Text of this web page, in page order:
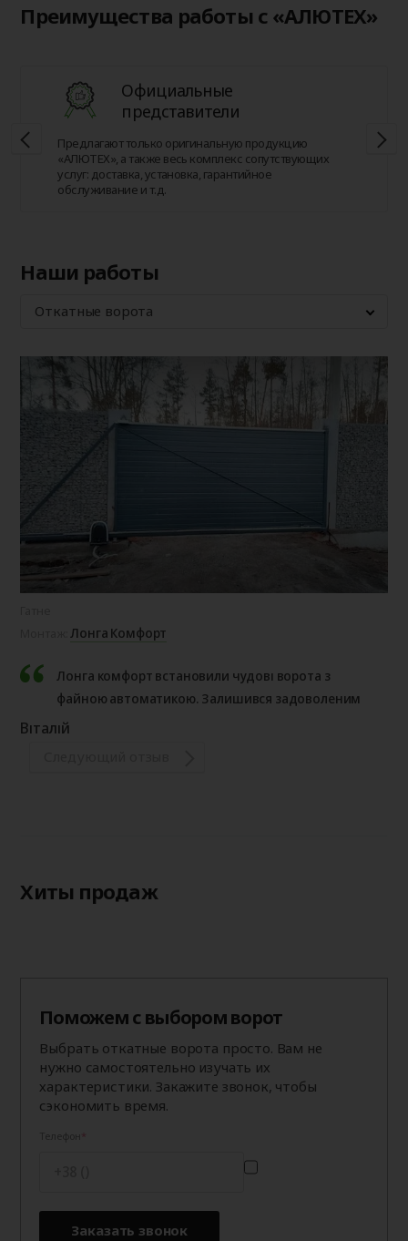
Преимущества работы с «АЛЮТЕХ»
Официальные
представители
Предлагают только оригинальную продукцию
«АЛЮТЕХ», а также весь комплекс сопутствующих
услуг: доставка, установка, гарантийное
обслуживание и т.д.
Наши работы
Откатные ворота
Лонга Комфорт
Лонга комфорт встановили чудові ворота з
файною автоматикою. Залишився задоволеним
Віталій
Хиты продаж
Поможем с выбором ворот
Выбрать откатные ворота просто. Вам не
нужно самостоятельно изучать их
характеристики. Закажите звонок, чтобы
сэкономить время.
Заказать звонок